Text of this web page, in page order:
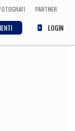
PARTNER
LOGIN
Fisica,